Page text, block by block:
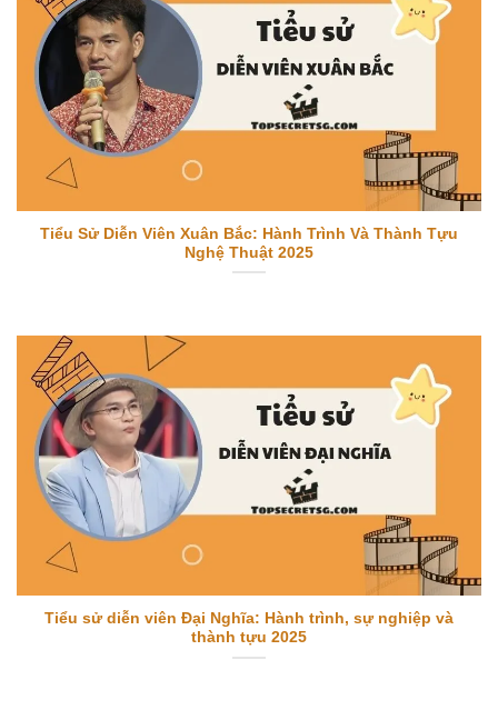
Tiểu Sử Diễn Viên Xuân Bắc: Hành Trình Và Thành Tựu
Nghệ Thuật 2025
Tiểu sử diễn viên Đại Nghĩa: Hành trình, sự nghiệp và
thành tựu 2025